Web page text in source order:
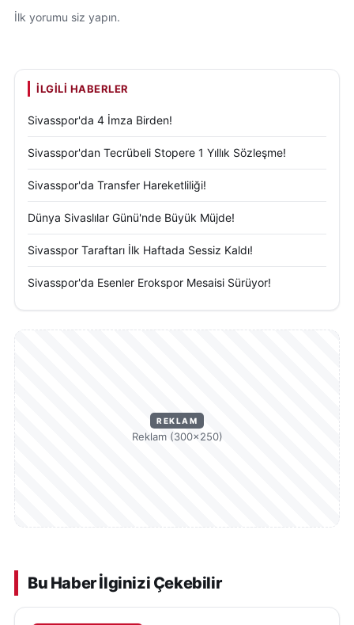
İlk yorumu siz yapın.
İLGILI HABERLER
Sivasspor'da 4 İmza Birden!
Sivasspor'dan Tecrübeli Stopere 1 Yıllık Sözleşme!
Sivasspor'da Transfer Hareketliliği!
Dünya Sivaslılar Günü'nde Büyük Müjde!
Sivasspor Taraftarı İlk Haftada Sessiz Kaldı!
Sivasspor'da Esenler Erokspor Mesaisi Sürüyor!
REKLAM
Reklam (300×250)
Bu Haber İlginizi Çekebilir